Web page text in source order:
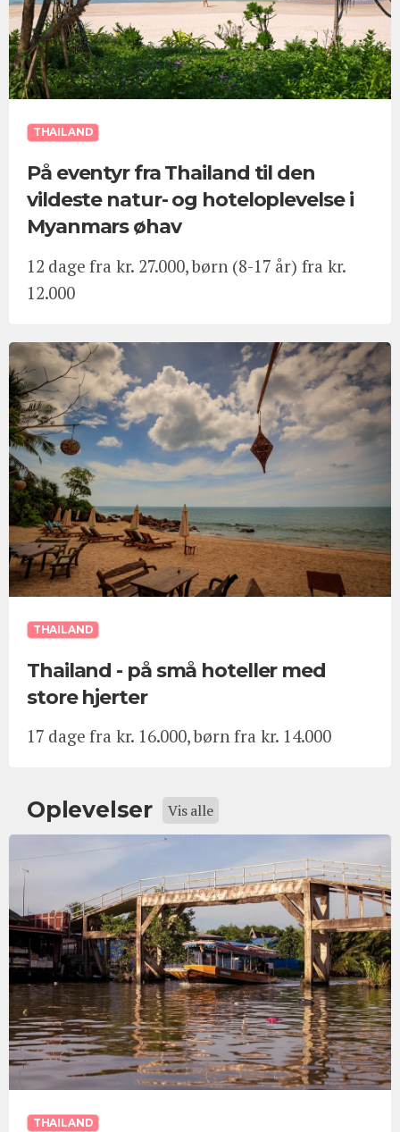
THAILAND
På eventyr fra Thailand til den
vildeste natur- og hoteloplevelse i
Myanmars øhav
12 dage fra kr. 27.000, børn (8-17 år) fra kr.
12.000
THAILAND
Thailand - på små hoteller med
store hjerter
17 dage fra kr. 16.000, børn fra kr. 14.000
Oplevelser Vis alle
THAILAND